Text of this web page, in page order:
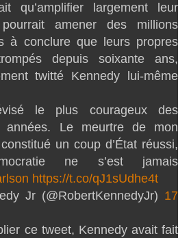
qu’amplifier largement leur
amener des millions
à conclure que leurs propres
depuis soixante ans,
twitté Kennedy lui-même
le plus courageux des
années. Le meurtre de mon
un coup d’État réussi,
ne s’est jamais
https://t.co/qJ1sUdhe4t
Jr (@RobertKennedyJr) 17
ce tweet, Kennedy avait fait